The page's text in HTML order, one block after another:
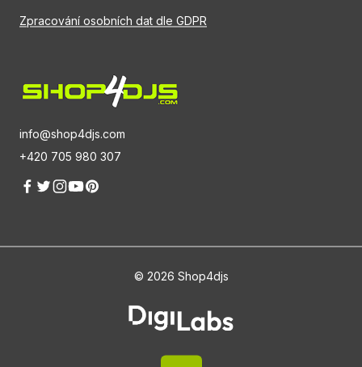
info@shop4djs.com
+420 705 980 307
Zpracování osobních dat dle GDPR
© 2026 Shop4djs